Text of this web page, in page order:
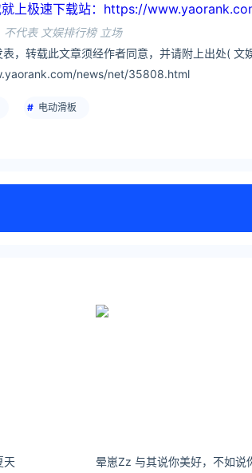
就上极速下载站：https://
代表 文娱排行榜 立场
表，转载此文章须经作者同意，并请附上出处( 文
news/net/35808.html
电动滑板
天